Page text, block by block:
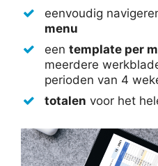
eenvoudig
menu
een template per
meerdere
perioden van 4
totalen voor het